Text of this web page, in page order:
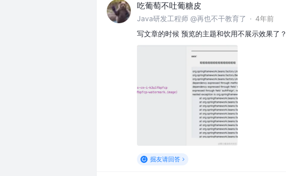
吃葡萄不吐葡糖皮
Java研发工程师 @再也不干教育了 · 4年前
写文章的时候 预览的主题和饮用不展示效果了？
掘友请回答